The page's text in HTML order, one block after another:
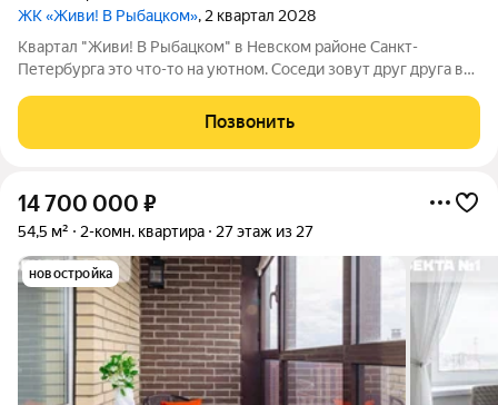
ЖК «Живи! В Рыбацком», 2 квартал 2028
Квартал "Живи! В Рыбацком" в Невском районе Санкт-
Петербурга это что-то на уютном. Соседи зовут друг друга в
цветущих аллеях во дворе. Но всего 20 минут пешком и вы у
метро "Рыбацкое",
Позвонить
14 700 000 ₽
54,5 м² 2-комн. квартира 27 этаж из 27
новостройка